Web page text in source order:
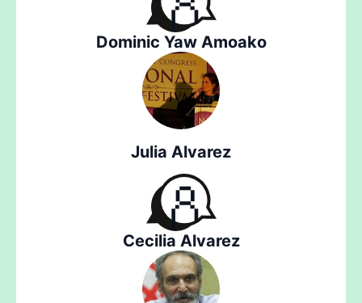
Dominic Yaw Amoako
Julia Alvarez
Cecilia Alvarez